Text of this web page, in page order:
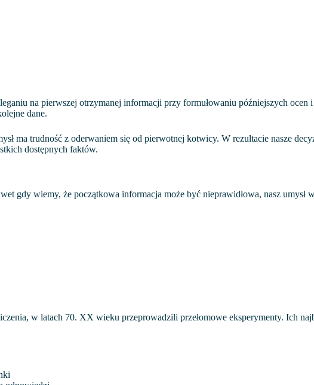
na pierwszej otrzymanej informacji przy formułowaniu późniejszych
dane.
ma trudność z oderwaniem się od pierwotnej kotwicy. W rezultacie nasze
dostępnych faktów.
gdy wiemy, że początkowa informacja może być nieprawidłowa, nasz
w latach 70. XX wieku przeprowadzili przełomowe eksperymenty. Ich